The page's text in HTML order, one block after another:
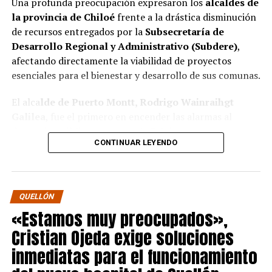
la provincia de Chiloéfrente a la drástica disminución
de recursos entregados por la Subsecretaría de
Desarrollo Regional y Administrativo (Subdere),
afectando directamente la viabilidad de proyectos
esenciales para el bienestar y desarrollo de sus comunas.
El alca lde de Puerto Montt, Rodrigo Wainraihgt
denunciar públicamente que la Subdere no cuenta con
fondos para financiar iniciativas del Programa de
Mejoramiento de Barrios (PMB), a pesar de que muchas
ya estaban declaradas elegibles.
historia, la Subdere no tiene recursos para estos
programas fundamentales”,afirmó el edil de la capital
regional de Los Lagos.
Sus pares de Chiloé respaldaron sus declaraciones,
CONTINUAR LEYENDO
QUELLÓN
«Estamos muy preocupados»,
Cristian Ojeda exige soluciones
inmediatas para el funcionamiento